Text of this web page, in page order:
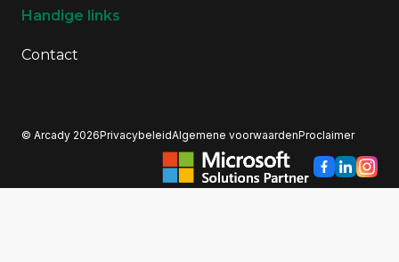
Handige links
Contact
© Arcady 2026PrivacybeleidAlgemene voorwaardenProclaimer